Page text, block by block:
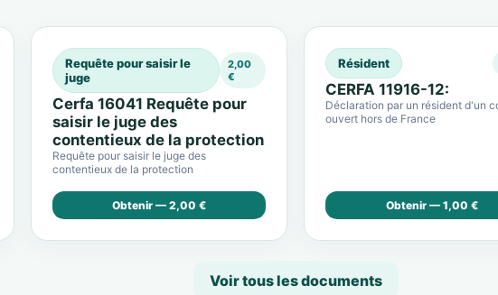
Requête pour saisir le
juge
2,00
€
Cerfa 16041 Requête pour
saisir le juge des
contentieux de la protection
Requête pour saisir le juge des
contentieux de la protection
Obtenir — 2,00 €
Résident
CERFA 11916-12:
Déclaration par un résident d'un
ouvert hors de France
Obtenir — 1,00 €
Voir tous les documents